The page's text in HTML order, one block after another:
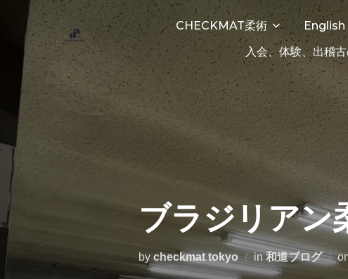
CHECKMAT柔術 English
入会、体験、出稽
ブラジリアン
by checkmat tokyo in和道ブログ